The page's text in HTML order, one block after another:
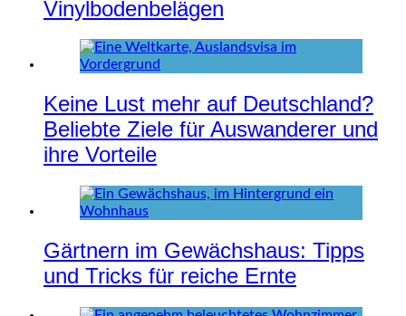
Vinylbodenbelägen
Keine Lust mehr auf Deutschland?
Beliebte Ziele für Auswanderer und
ihre Vorteile
Gärtnern im Gewächshaus: Tipps
und Tricks für reiche Ernte